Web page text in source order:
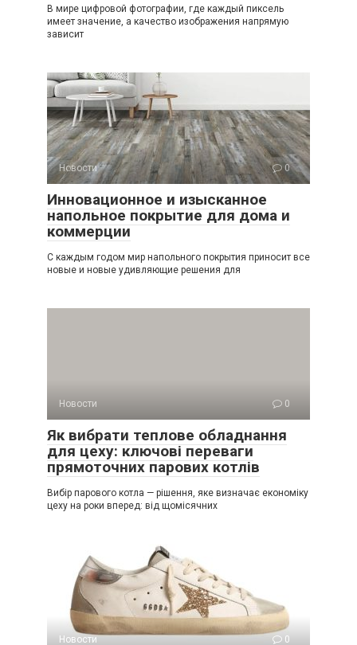
В мире цифровой фотографии, где каждый пиксель
имеет значение, а качество изображения напрямую
зависит
Новости 0
Инновационное и изысканное
напольное покрытие для дома и
коммерции
С каждым годом мир напольного покрытия приносит все
новые и новые удивляющие решения для
Новости 0
Як вибрати теплове обладнання
для цеху: ключові переваги
прямоточних парових котлів
Вибір парового котла — рішення, яке визначає економіку
цеху на роки вперед: від щомісячних
Новости 0